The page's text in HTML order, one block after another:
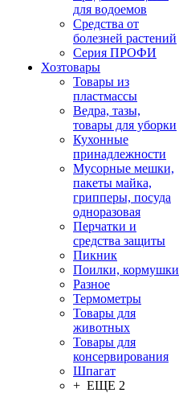
для водоемов
Средства от
болезней растений
Серия ПРОФИ
Хозтовары
Товары из
пластмассы
Ведра, тазы,
товары для уборки
Кухонные
принадлежности
Мусорные мешки,
пакеты майка,
грипперы, посуда
одноразовая
Перчатки и
средства защиты
Пикник
Поилки, кормушки
Разное
Термометры
Товары для
животных
Товары для
консервирования
Шпагат
+ ЕЩЕ 2